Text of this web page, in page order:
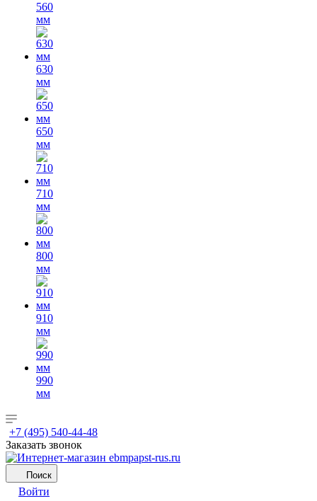
560
мм
630
мм
650
мм
710
мм
800
мм
910
мм
990
мм
+7 (495) 540-44-48
Заказать звонок
Поиск
Войти